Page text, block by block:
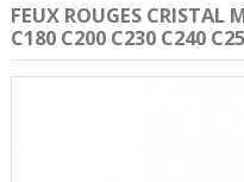
FEUX ROUGES CRISTAL
C180 C200 C230 C240